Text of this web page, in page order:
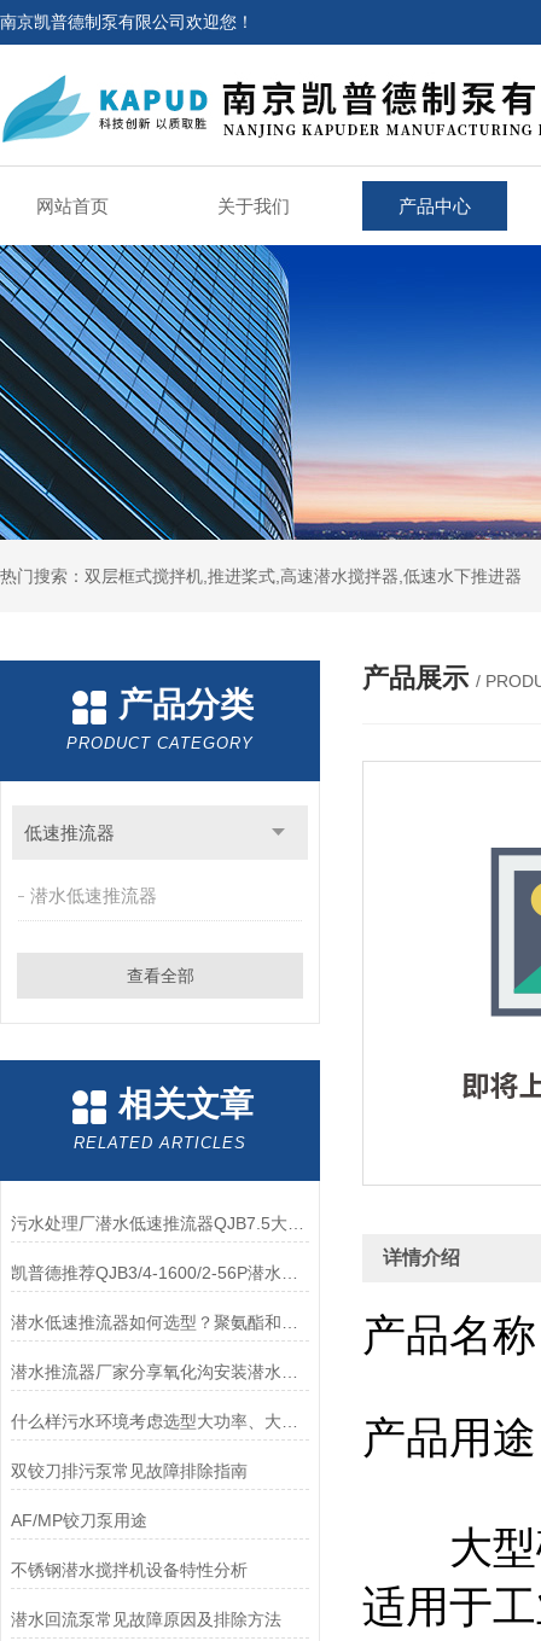
南京凯普德制泵有限公司欢迎您！
网站首页 关于我们 产品中心
热门搜索：双层框式搅拌机,推进桨式,高速潜水搅拌器,低速水下推进器
产品分类
PRODUCT CATEGORY
低速推流器
潜水低速推流器
查看全部
相关文章
RELATED ARTICLES
双铰刀排污泵常见故障排除指南
AF/MP铰刀泵用途
不锈钢潜水搅拌机设备特性分析
潜水回流泵常见故障原因及排除方法
产品展示 /
详情介绍
产品名
产品用
大型硝
适用于